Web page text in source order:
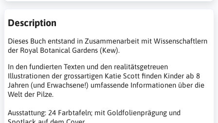
Description
Dieses Buch entstand in Zusammenarbeit mit Wissenschaftlern
der Royal Botanical Gardens (Kew).
In den fundierten Texten und den realitätsgetreuen
Illustrationen der grossartigen Katie Scott finden Kinder ab 8
Jahren (und Erwachsene!) umfassende Informationen über die
Welt der Pilze.
Ausstattung: 24 Farbtafeln; mit Goldfolienprägung und